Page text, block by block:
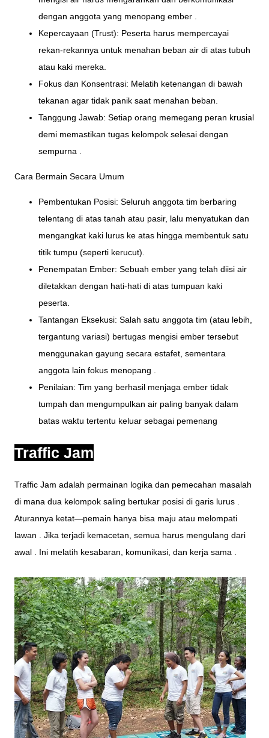
dengan anggota yang menopang ember .
Kepercayaan (Trust): Peserta harus mempercayai
rekan-rekannya untuk menahan beban air di atas tubuh
atau kaki mereka.
Fokus dan Konsentrasi: Melatih ketenangan di bawah
tekanan agar tidak panik saat menahan beban.
Tanggung Jawab: Setiap orang memegang peran krusial
demi memastikan tugas kelompok selesai dengan
sempurna .
Cara Bermain Secara Umum
Pembentukan Posisi: Seluruh anggota tim berbaring
telentang di atas tanah atau pasir, lalu menyatukan dan
mengangkat kaki lurus ke atas hingga membentuk satu
titik tumpu (seperti kerucut).
Penempatan Ember: Sebuah ember yang telah diisi air
diletakkan dengan hati-hati di atas tumpuan kaki
peserta.
Tantangan Eksekusi: Salah satu anggota tim (atau lebih,
tergantung variasi) bertugas mengisi ember tersebut
menggunakan gayung secara estafet, sementara
anggota lain fokus menopang .
Penilaian: Tim yang berhasil menjaga ember tidak
tumpah dan mengumpulkan air paling banyak dalam
batas waktu tertentu keluar sebagai pemenang
Traffic Jam
Traffic Jam adalah permainan logika dan pemecahan masalah
di mana dua kelompok saling bertukar posisi di garis lurus .
Aturannya ketat—pemain hanya bisa maju atau melompati
lawan . Jika terjadi kemacetan, semua harus mengulang dari
awal . Ini melatih kesabaran, komunikasi, dan kerja sama .